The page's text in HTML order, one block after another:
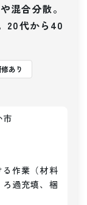
混合分散。
20代から40
あり
市
る作業（材料
過充填、梱